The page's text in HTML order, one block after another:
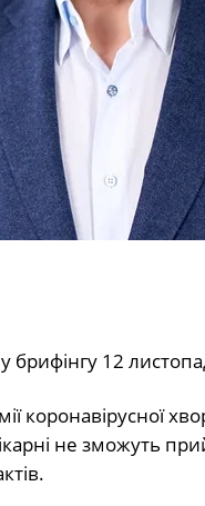
12
коронавірусної
не зможуть